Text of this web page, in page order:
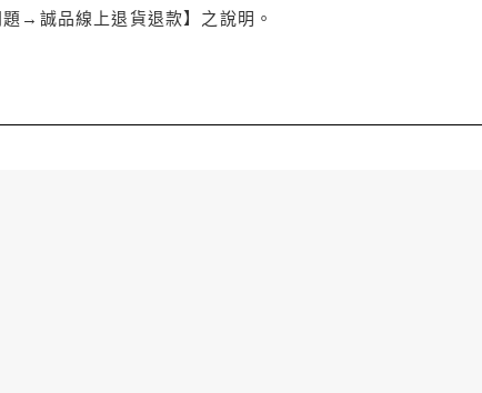
→誠品線上退貨退款】之說明。